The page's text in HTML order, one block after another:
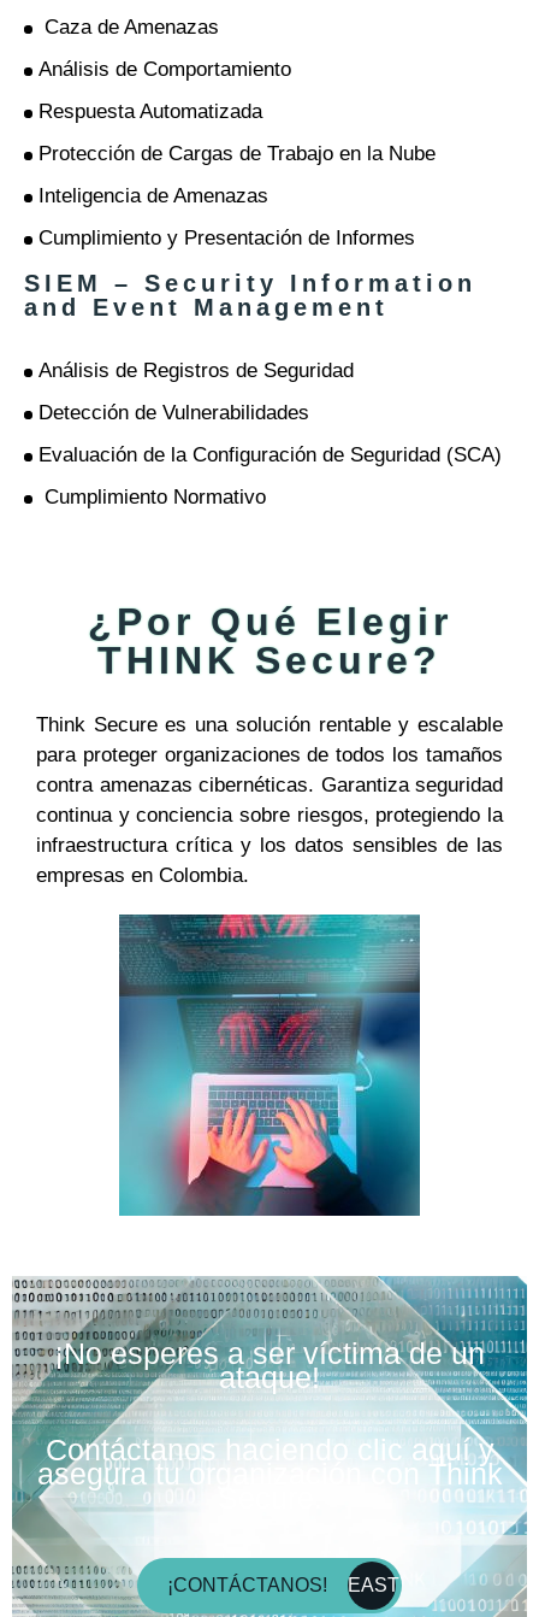
Caza de Amenazas
Análisis de Comportamiento
Respuesta Automatizada
Protección de Cargas de Trabajo en la Nube
Inteligencia de Amenazas
Cumplimiento y Presentación de Informes
SIEM – Security Information
and Event Management
Análisis de Registros de Seguridad
Detección de Vulnerabilidades
Evaluación de la Configuración de Seguridad (SCA)
Cumplimiento Normativo
¿Por Qué Elegir
THINK Secure?
Think Secure es una solución rentable y escalable
para proteger organizaciones de todos los tamaños
contra amenazas cibernéticas. Garantiza seguridad
continua y conciencia sobre riesgos, protegiendo la
infraestructura crítica y los datos sensibles de las
empresas en Colombia.
¡No esperes a ser víctima de un
ataque!
Contáctanos haciendo clic aquí y
asegura tu organización con Think
¡CONTÁCTANOS! EAST